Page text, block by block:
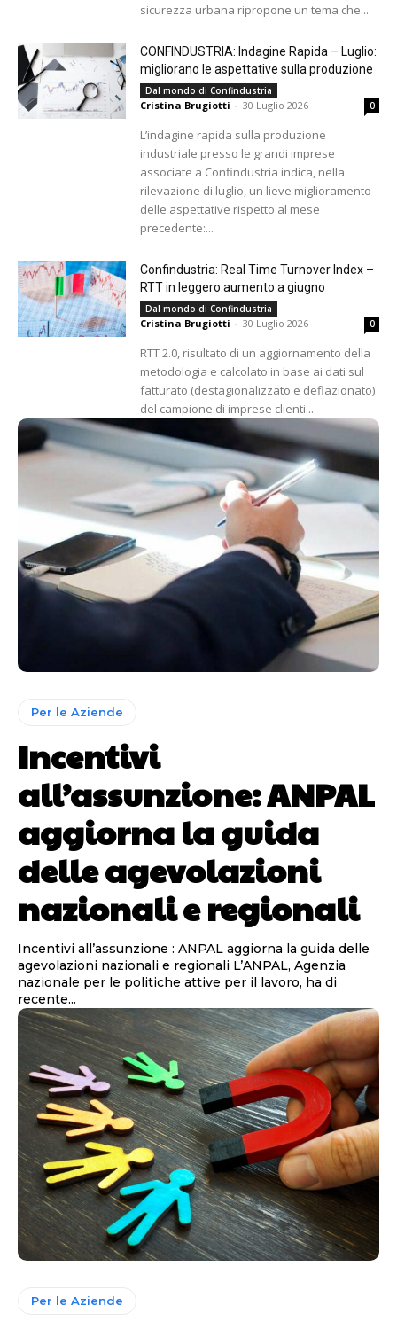
sicurezza urbana ripropone un tema che...
CONFINDUSTRIA: Indagine Rapida – Luglio:
migliorano le aspettative sulla produzione
Dal mondo di Confindustria
Cristina Brugiotti - 30 Luglio 2026 0
L’indagine rapida sulla produzione
industriale presso le grandi imprese
associate a Confindustria indica, nella
rilevazione di luglio, un lieve miglioramento
delle aspettative rispetto al mese
precedente:...
Confindustria: Real Time Turnover Index –
RTT in leggero aumento a giugno
Dal mondo di Confindustria
Cristina Brugiotti - 30 Luglio 2026 0
RTT 2.0, risultato di un aggiornamento della
metodologia e calcolato in base ai dati sul
fatturato (destagionalizzato e deflazionato)
del campione di imprese clienti...
Per le Aziende
Incentivi
all’assunzione: ANPAL
aggiorna la guida
delle agevolazioni
nazionali e regionali
Incentivi all’assunzione : ANPAL aggiorna la guida delle
agevolazioni nazionali e regionali L’ANPAL, Agenzia
nazionale per le politiche attive per il lavoro, ha di
recente...
Per le Aziende